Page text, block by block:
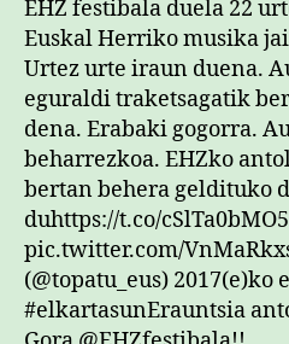
EHZ festibala duela 22
Euskal Herriko musika
Urtez urte iraun duena.
eguraldi traketsagatik
dena. Erabaki gogorra.
beharrezkoa. EHZko
bertan behera geldituko
duhttps://t.co/cSlTa0bMO5
pic.twitter.com/
(@topatu_eus) 2017(e)ko
#elkartasunErauntsia